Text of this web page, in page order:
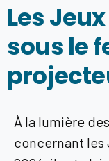
Les
sous le
À la lumière
concernant les